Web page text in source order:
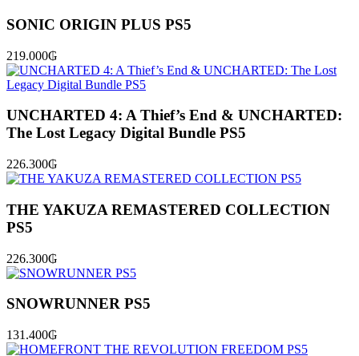
SONIC ORIGIN PLUS PS5
219.000₲
UNCHARTED 4: A Thief’s End & UNCHARTED:
The Lost Legacy Digital Bundle PS5
226.300₲
THE YAKUZA REMASTERED COLLECTION
PS5
226.300₲
SNOWRUNNER PS5
131.400₲